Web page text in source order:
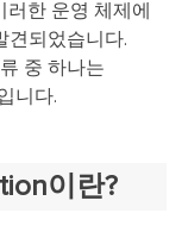
한 운영 체제에
견되었습니다.
중 하나는
니다.
이란?